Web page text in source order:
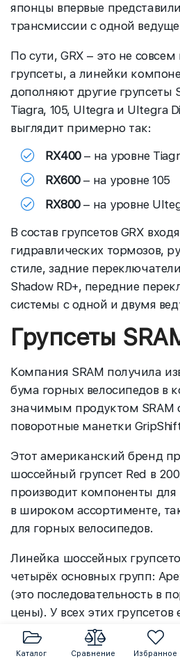
Каталог Сравнение Избранное
японцы впервые
трансмиссии с одной
По сути, GRX – это не
групсеты, а линейки
дополняют другие групсеты
Tiagra, 105, Ultegra и Ultegra
выглядит примерно так:
RX400– на уровне
RX600– на уровне 105
RX800– на уровне
В состав групсетов GRX
гидравлических тормозов,
стиле, задние
Shadow RD+, передние
системы с одной и двумя
Групсеты
Компания SRAM получила
бума горных велосипедов в
значимым продуктом SRAM
поворотные манетки
Этот американский бренд
шоссейный групсет Red в
производит компоненты для
в широком ассортименте,
для горных велосипедов.
Линейка шоссейных
четырёх основных групп:
(это последовательность в
цены). У всех этих групсетов
гидравлическими
А три топовых групсета –